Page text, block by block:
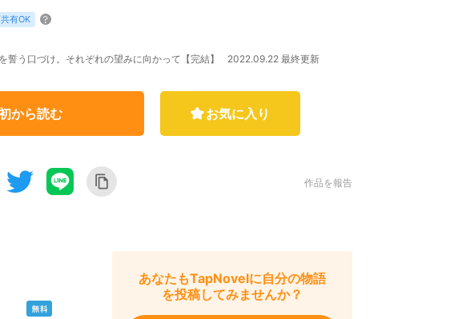
有OK
誓う口づけ。それぞれの望みに向かって【完結】 2022.09.22 最終更新
から読む お気に入り
作品を報告
あなたもTapNovelに自分の物語
を投稿してみませんか？